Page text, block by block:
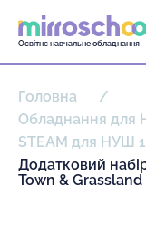
Освітнє навчальне обладнання
Головна
Обладнання для
STEAM для НУШ
Додатковий
Town &